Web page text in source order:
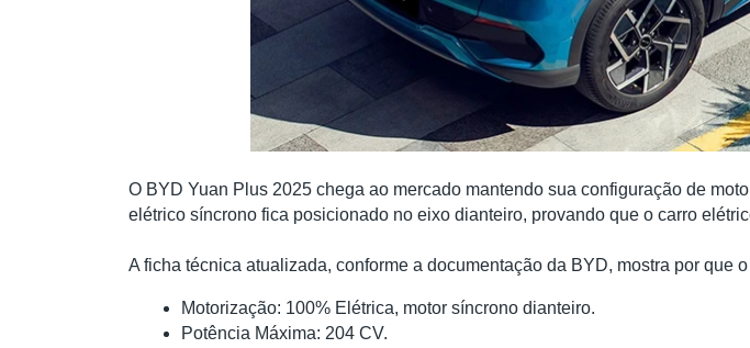
O BYD Yuan Plus 2025 chega ao mercado mantendo sua configuração de
elétrico síncrono fica posicionado no eixo dianteiro, provando que o carro
A ficha técnica atualizada, conforme a documentação da BYD, mostra por que
Motorização: 100% Elétrica, motor síncrono dianteiro.
Potência Máxima: 204 CV.